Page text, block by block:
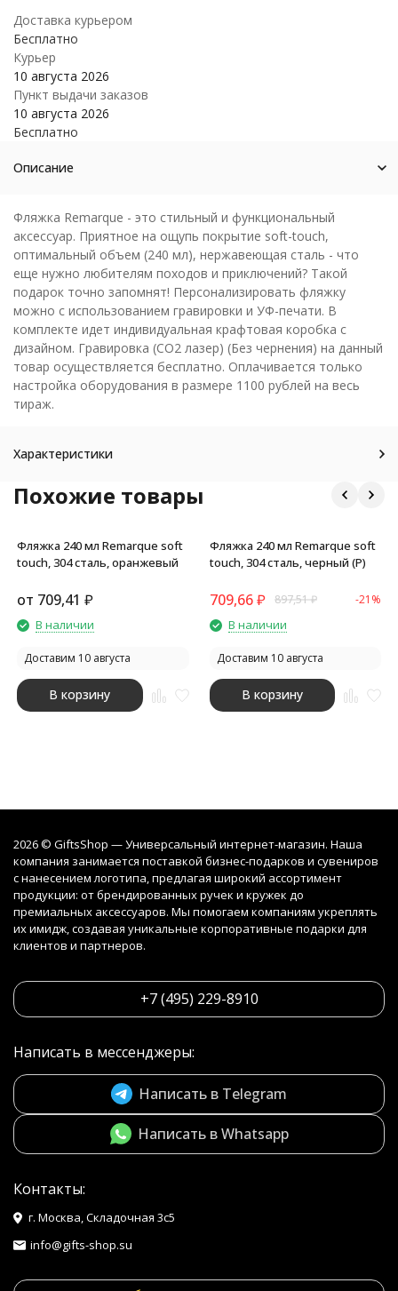
Доставка курьером
Бесплатно
Курьер
10 августа 2026
Пункт выдачи заказов
10 августа 2026
Бесплатно
Описание
Фляжка Remarque - это стильный и функциональный
аксессуар. Приятное на ощупь покрытие soft-touch,
оптимальный объем (240 мл), нержавеющая сталь - что
еще нужно любителям походов и приключений? Такой
подарок точно запомнят! Персонализировать фляжку
можно с использованием гравировки и УФ-печати. В
комплекте идет индивидуальная крафтовая коробка с
дизайном. Гравировка (CO2 лазер) (Без чернения) на данный
товар осуществляется бесплатно. Оплачивается только
настройка оборудования в размере 1100 рублей на весь
тираж.
Характеристики
Похожие товары
Фляжка 240 мл Remarque soft
touch, 304 сталь, оранжевый
от 709,41 ₽
В наличии
Доставим 10 августа
В корзину
Фляжка 240 мл Remarque soft
touch, 304 сталь, черный (P)
709,66 ₽ 897,51₽ -21%
В наличии
Доставим 10 августа
В корзину
2026 © GiftsShop — Универсальный интернет-магазин. Наша
компания занимается поставкой бизнес-подарков и сувениров
с нанесением логотипа, предлагая широкий ассортимент
продукции: от брендированных ручек и кружек до
премиальных аксессуаров. Мы помогаем компаниям укреплять
их имидж, создавая уникальные корпоративные подарки для
клиентов и партнеров.
+7 (495) 229-8910
Написать в мессенджеры:
Написать в Telegram
Написать в Whatsapp
Контакты:
г. Москва, Складочная 3с5
info@gifts-shop.su